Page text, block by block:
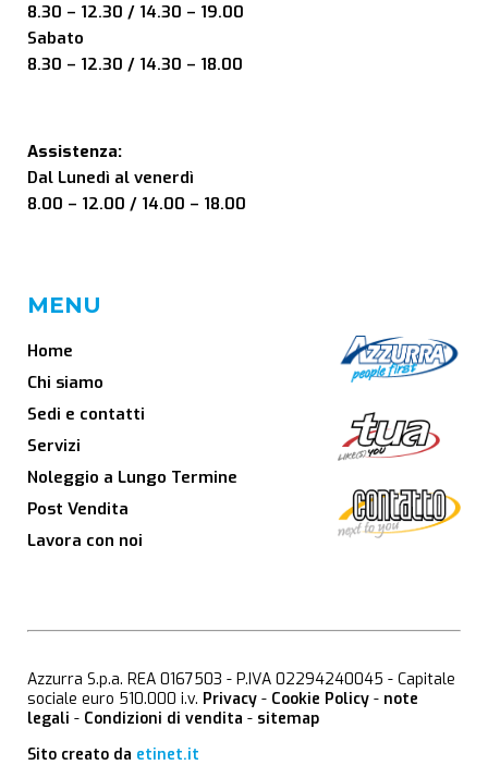
8.30 – 12.30 / 14.30 – 19.00
Sabato
8.30 – 12.30 / 14.30 – 18.00
Assistenza:
Dal Lunedì al venerdì
8.00 – 12.00 / 14.00 – 18.00
MENU
Home
Chi siamo
Sedi e contatti
Servizi
Noleggio a Lungo Termine
Post Vendita
Lavora con noi
Azzurra S.p.a. REA 0167503 - P.IVA 02294240045 - Capitale
sociale euro 510.000 i.v. Privacy - Cookie Policy - note
legali - Condizioni di vendita - sitemap
Sito creato da etinet.it